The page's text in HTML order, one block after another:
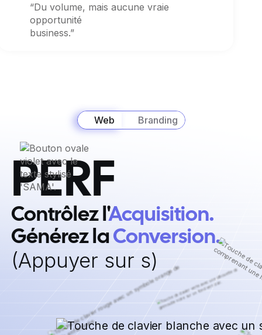
“Du volume, mais aucune vraie
opportunité
business.”
Web Branding
PERF
Contrôlez l'Acquisition. ‍
Générez la Conversion.
‍(Appuyer sur s)